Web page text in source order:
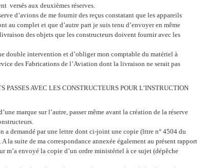
versés aux deuxièmes réserves.
d’avions de me fournir des reçus constatant que les appareils
au complet et que d’autre part je suis tenu d’envoyer en même
des objets que les constructeurs doivent fournir avec les
double intervention et d’obliger mon comptable du matériel à
des Fabrications de l’Aviation dont la livraison ne serait pas
AVEC LES CONSTRUCTEURS POUR L’INSTRUCTION
marque sur l’autre, passer même avant la création de la réserve
a demandé par une lettre dont ci-joint une copie (lttre n° 4504 du
la suite de ma correspondance annexée également au présent rapport
envoyé la copie d’un ordre ministériel à ce sujet (dépêche